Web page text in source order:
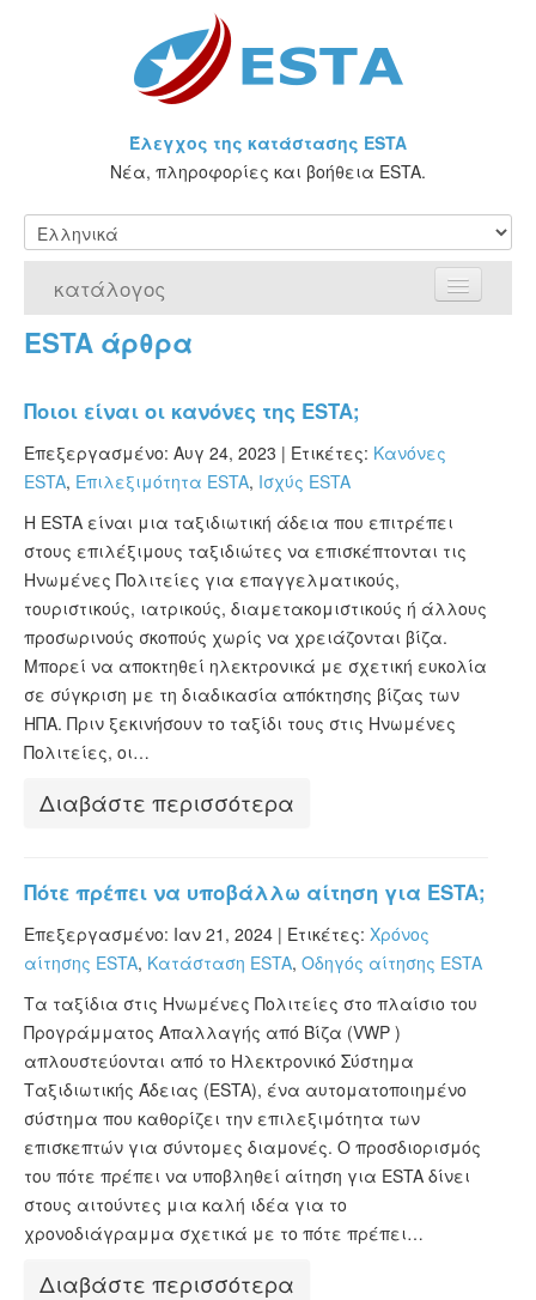
Έλεγχος της κατάστασης ESTA
Νέα, πληροφορίες και βοήθεια ESTA.
κατάλογος
Αρχική Σελίδα
Τι είναι η άδεια ESTA;
VWP
ESTA Κατάσταση
ESTA άρθρα
ESTA άρθρα
Ποιοι είναι οι κανόνες της ESTA;
Επεξεργασμένο: Αυγ 24, 2023 | Ετικέτες: Κανόνες
ESTA, Επιλεξιμότητα ESTA, Ισχύς ESTA
Η ESTA είναι μια ταξιδιωτική άδεια που επιτρέπει
στους επιλέξιμους ταξιδιώτες να επισκέπτονται τις
Ηνωμένες Πολιτείες για επαγγελματικούς,
τουριστικούς, ιατρικούς, διαμετακομιστικούς ή άλλους
προσωρινούς σκοπούς χωρίς να χρειάζονται βίζα.
Μπορεί να αποκτηθεί ηλεκτρονικά με σχετική ευκολία
σε σύγκριση με τη διαδικασία απόκτησης βίζας των
ΗΠΑ. Πριν ξεκινήσουν το ταξίδι τους στις Ηνωμένες
Πολιτείες, οι…
Διαβάστε περισσότερα
Πότε πρέπει να υποβάλλω αίτηση για ESTA;
Επεξεργασμένο: Ιαν 21, 2024 | Ετικέτες: Χρόνος
αίτησης ESTA, Κατάσταση ESTA, Οδηγός αίτησης ESTA
Τα ταξίδια στις Ηνωμένες Πολιτείες στο πλαίσιο του
Προγράμματος Απαλλαγής από Βίζα (VWP )
απλουστεύονται από το Ηλεκτρονικό Σύστημα
Ταξιδιωτικής Άδειας (ESTA), ένα αυτοματοποιημένο
σύστημα που καθορίζει την επιλεξιμότητα των
επισκεπτών για σύντομες διαμονές. Ο προσδιορισμός
του πότε πρέπει να υποβληθεί αίτηση για ESTA δίνει
στους αιτούντες μια καλή ιδέα για το
χρονοδιάγραμμα σχετικά με το πότε πρέπει…
Διαβάστε περισσότερα